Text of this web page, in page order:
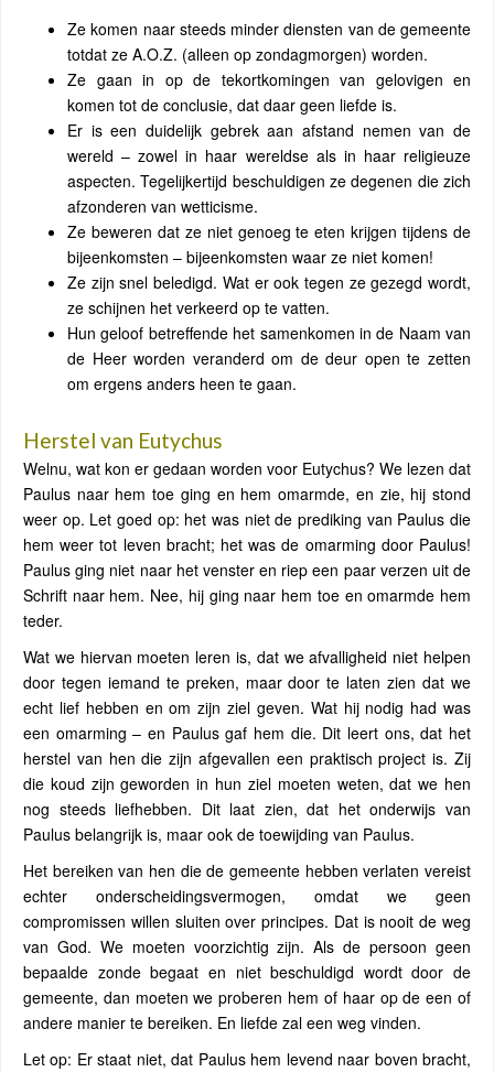
Ze komen naar steeds minder diensten van de gemeente
totdat ze A.O.Z. (alleen op zondagmorgen) worden.
Ze gaan in op de tekortkomingen van gelovigen en
komen tot de conclusie, dat daar geen liefde is.
Er is een duidelijk gebrek aan afstand nemen van de
wereld – zowel in haar wereldse als in haar religieuze
aspecten. Tegelijkertijd beschuldigen ze degenen die zich
afzonderen van wetticisme.
Ze beweren dat ze niet genoeg te eten krijgen tijdens de
bijeenkomsten – bijeenkomsten waar ze niet komen!
Ze zijn snel beledigd. Wat er ook tegen ze gezegd wordt,
ze schijnen het verkeerd op te vatten.
Hun geloof betreffende het samenkomen in de Naam van
de Heer worden veranderd om de deur open te zetten
om ergens anders heen te gaan.
Herstel van Eutychus
Welnu, wat kon er gedaan worden voor Eutychus? We lezen dat
Paulus naar hem toe ging en hem omarmde, en zie, hij stond
weer op. Let goed op: het was niet de prediking van Paulus die
hem weer tot leven bracht; het was de omarming door Paulus!
Paulus ging niet naar het venster en riep een paar verzen uit de
Schrift naar hem. Nee, hij ging naar hem toe en omarmde hem
teder.
Wat we hiervan moeten leren is, dat we afvalligheid niet helpen
door tegen iemand te preken, maar door te laten zien dat we
echt lief hebben en om zijn ziel geven. Wat hij nodig had was
een omarming – en Paulus gaf hem die. Dit leert ons, dat het
herstel van hen die zijn afgevallen een praktisch project is. Zij
die koud zijn geworden in hun ziel moeten weten, dat we hen
nog steeds liefhebben. Dit laat zien, dat het onderwijs van
Paulus belangrijk is, maar ook de toewijding van Paulus.
Het bereiken van hen die de gemeente hebben verlaten vereist
echter onderscheidingsvermogen, omdat we geen
compromissen willen sluiten over principes. Dat is nooit de weg
van God. We moeten voorzichtig zijn. Als de persoon geen
bepaalde zonde begaat en niet beschuldigd wordt door de
gemeente, dan moeten we proberen hem of haar op de een of
andere manier te bereiken. En liefde zal een weg vinden.
Let op: Er staat niet, dat Paulus hem levend naar boven bracht,